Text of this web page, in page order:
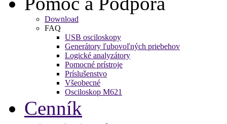
Download
FAQ
USB osciloskopy
Generátory ľubovoľných priebehov
Logické analyzátory
Pomocné prístroje
Príslušenstvo
Všeobecné
Osciloskop M621
Cenník